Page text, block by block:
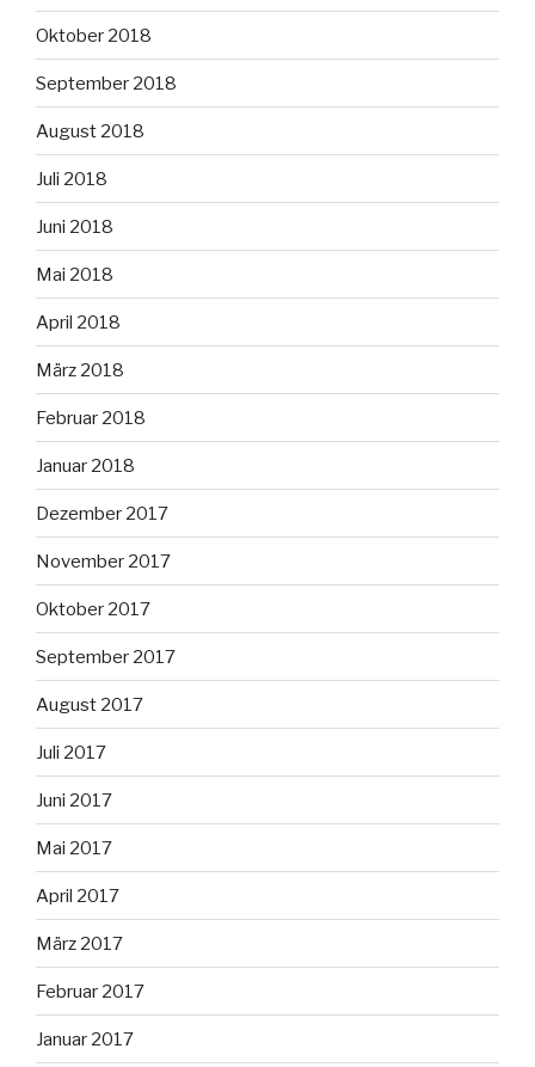
Oktober 2018
September 2018
August 2018
Juli 2018
Juni 2018
Mai 2018
April 2018
März 2018
Februar 2018
Januar 2018
Dezember 2017
November 2017
Oktober 2017
September 2017
August 2017
Juli 2017
Juni 2017
Mai 2017
April 2017
März 2017
Februar 2017
Januar 2017